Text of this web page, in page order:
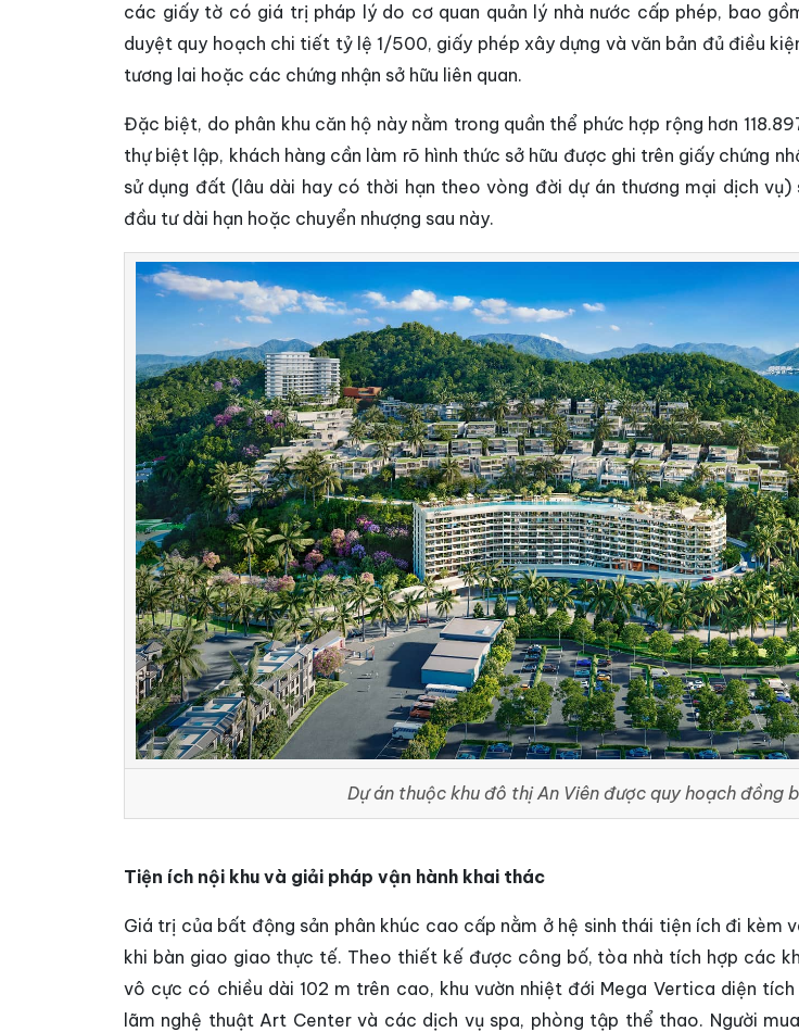
các giấy tờ có giá trị pháp lý do cơ quan quản lý nhà nước cấp phép, bao
duyệt quy hoạch chi tiết tỷ lệ 1/500, giấy phép xây dựng và văn bản đủ điều
tương lai hoặc các chứng nhận sở hữu liên quan.
Đặc biệt, do phân khu căn hộ này nằm trong quần thể phức hợp rộng hơn
thự biệt lập, khách hàng cần làm rõ hình thức sở hữu được ghi trên giấy chứng
sử dụng đất (lâu dài hay có thời hạn theo vòng đời dự án thương mại dịch vụ)
đầu tư dài hạn hoặc chuyển nhượng sau này.
Dự án thuộc khu đô thị An Viên được quy hoạch đồng
Tiện ích nội khu và giải pháp vận hành khai thác
Giá trị của bất động sản phân khúc cao cấp nằm ở hệ sinh thái tiện ích đi kèm
khi bàn giao giao thực tế. Theo thiết kế được công bố, tòa nhà tích hợp các
vô cực có chiều dài 102 m trên cao, khu vườn nhiệt đới Mega Vertica diện
lãm nghệ thuật Art Center và các dịch vụ spa, phòng tập thể thao. Người